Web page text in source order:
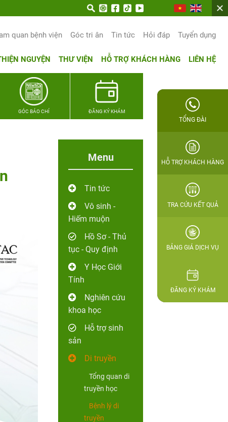
quan bệnh viện Góc tri ân Tin tức Hỏi đáp Tuyển dụng
NGUYỆN THƯ VIỆN HỖ TRỢ KHÁCH HÀNG LIÊN HỆ
GÓC BÁO CHÍ ĐĂNG KÝ KHÁM
Menu
Tin tức
Vô sinh -
Hiếm muộn
Hồ Sơ - Thủ
tục - Quy định
Y Học Giới
Tính
Nghiên cứu
khoa học
Hỗ trợ sinh
sản
Di truyền
Tổng quan di
truyền học
Bệnh lý di
truyền
TỔNG ĐÀI
HỖ TRỢ KHÁCH HÀNG
TRA CỨU KẾT QUẢ
BẢNG GIÁ DỊCH VỤ
ĐĂNG KÝ KHÁM